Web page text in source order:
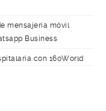
mensajería móvil
Business
con 160World